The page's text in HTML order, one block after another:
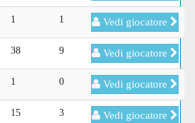
1 1 Vedi giocatore
38 9 Vedi giocatore
1 0 Vedi giocatore
15 3 Vedi giocatore